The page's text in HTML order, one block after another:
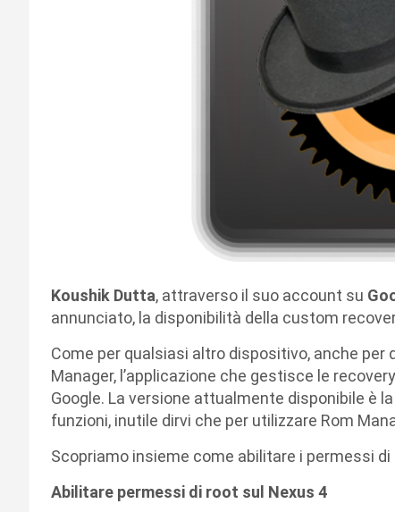
Koushik Dutta, attraverso il suo account su
annunciato, la disponibilità della custom
Come per qualsiasi altro dispositivo, anche per
Manager, l’applicazione che gestisce le
Google. La versione attualmente disponibile è
funzioni, inutile dirvi che per utilizzare Rom
Scopriamo insieme come abilitare i permessi
Abilitare permessi di root sul Nexus 4